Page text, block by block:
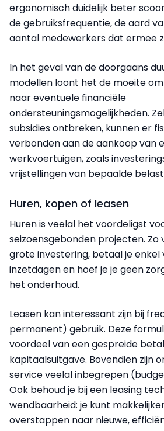
ergonomisch duidelijk beter
de gebruiksfrequentie, de aard
aantal medewerkers dat ermee
In het geval van de doorgaans
modellen loont het de moeite
naar eventuele financiële
ondersteuningsmogelijkheden.
subsidies ontbreken, kunnen er
verbonden aan de aankoop van
werkvoertuigen, zoals
vrijstellingen van bepaalde
Huren, kopen of leasen
Huren is veelal het voordeligst
seizoensgebonden projecten. Zo
grote investering, betaal je
inzetdagen en hoef je je geen
het onderhoud.
Leasen kan interessant zijn bij
permanent) gebruik. Deze
voordeel van een gespreide
kapitaalsuitgave. Bovendien zijn
service veelal inbegrepen
Ook behoud je bij een leasing
wendbaarheid: je kunt
overstappen naar nieuwe,